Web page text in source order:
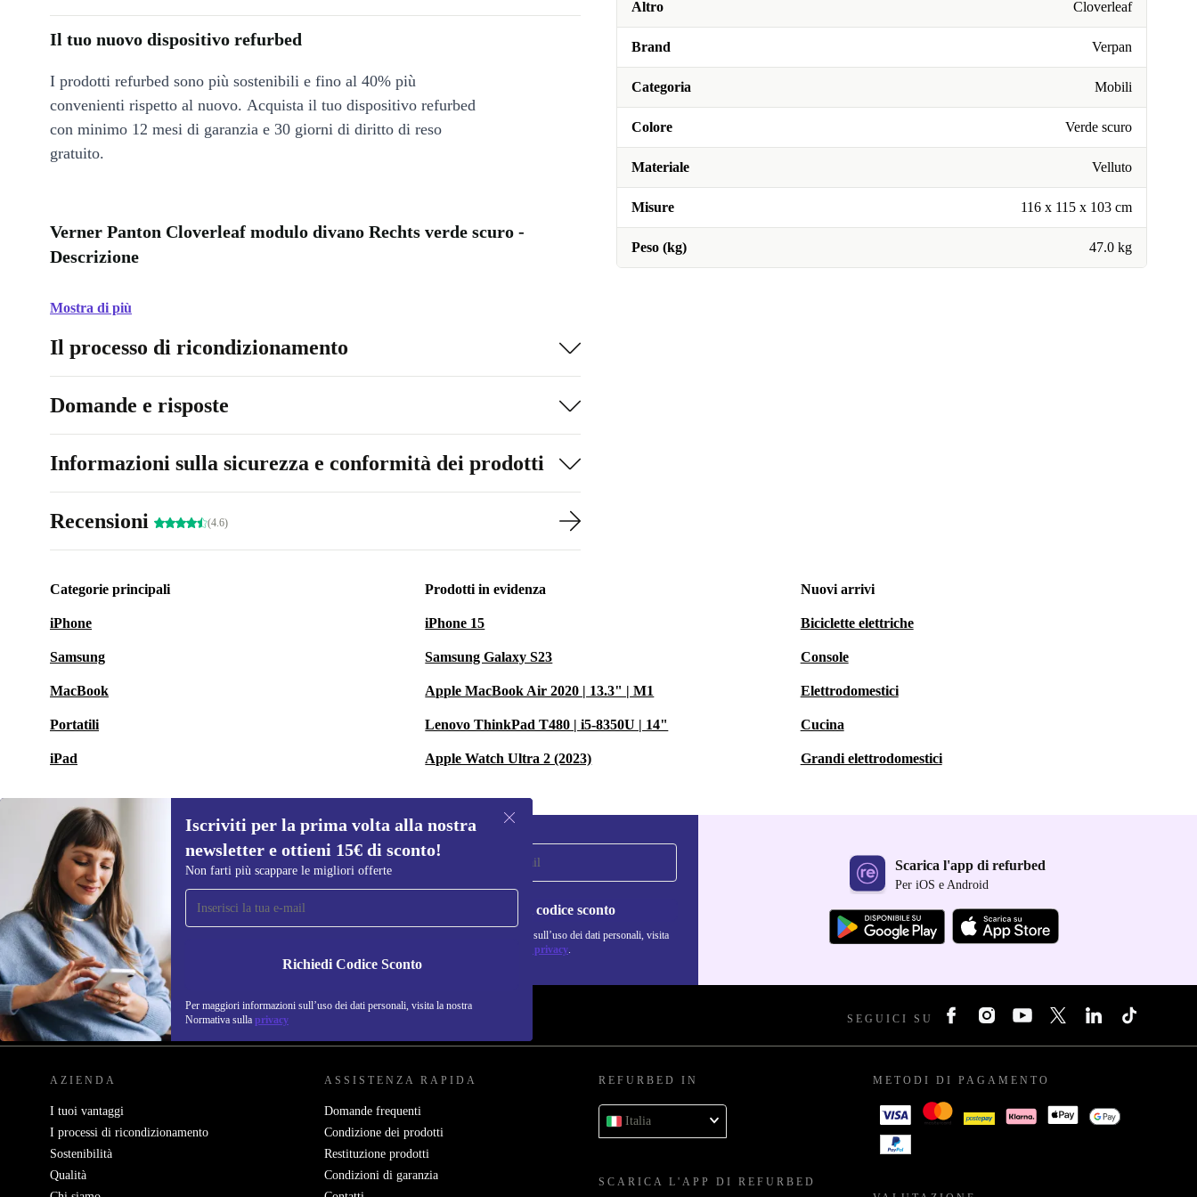
Altro Cloverleaf
Brand Verpan
Categoria Mobili
Colore Verde scuro
Materiale Velluto
Misure 116 x 115 x 103 cm
Peso (kg) 47.0 kg
Il tuo nuovo dispositivo refurbed
I prodotti refurbed sono più sostenibili e fino al 40% più
convenienti rispetto al nuovo. Acquista il tuo dispositivo refurbed
con minimo 12 mesi di garanzia e 30 giorni di diritto di reso
gratuito.
Verner Panton Cloverleaf modulo divano Rechts verde scuro -
Descrizione
Mostra di più
Il processo di ricondizionamento
Domande e risposte
Informazioni sulla sicurezza e conformità dei prodotti
Recensioni (4.6)
Categorie principali
iPhone
Samsung
MacBook
Portatili
iPad
Prodotti in evidenza
iPhone 15
Samsung Galaxy S23
Apple MacBook Air 2020 | 13.3" | M1
Lenovo ThinkPad T480 | i5-8350U | 14"
Apple Watch Ultra 2 (2023)
Nuovi arrivi
Biciclette elettriche
Console
Elettrodomestici
Cucina
Grandi elettrodomestici
Iscriviti per la prima volta alla nostra
newsletter e ottieni 15€ di sconto!
Non farti più scappare le migliori offerte
Richiedi Codice Sconto
Per maggiori informazioni sull’uso dei dati personali, visita la nostra
Normativa sulla privacy
Iscriviti per la prima volta alla nostra
newsletter e ottieni 15€ di sconto!
Non farti più scappare le migliori offerte.
Richiedi codice sconto
Per maggiori informazioni sull’uso dei dati personali, visita
Normativa sulla privacy.
Scarica l'app di refurbed
Per iOS e Android
REFURBED ITALIA - RETHINK NEW. SEGUICI SU
AZIENDA
I tuoi vantaggi
I processi di ricondizionamento
Sostenibilità
Qualità
ASSISTENZA RAPIDA
Domande frequenti
Condizione dei prodotti
Restituzione prodotti
Condizioni di garanzia
REFURBED IN
Italia
SCARICA L'APP DI REFURBED
METODI DI PAGAMENTO